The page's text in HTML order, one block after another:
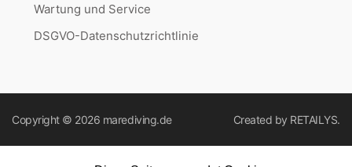
Wartung und Service
DSGVO-Datenschutzrichtlinie
Copyright © 2026 marediving.de Created by RETAILYS.